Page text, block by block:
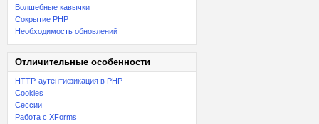
Волшебные кавычки
Сокрытие PHP
Необходимость обновлений
Отличительные особенности
HTTP-аутентификация в PHP
Cookies
Сессии
Работа с XForms